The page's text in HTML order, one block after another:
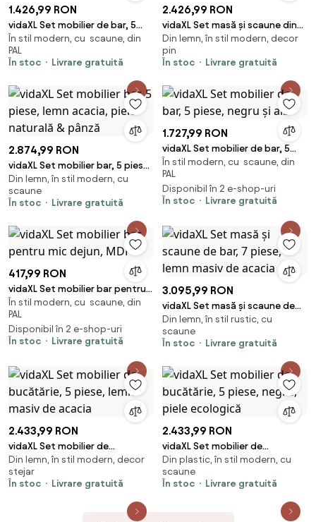
1.426,99 RON
vidaXL Set mobilier de bar, 5
piese, negru, material textil
În stil modern, cu scaune, din
PAL
În stoc
Livrare gratuită
2.426,99 RON
vidaXL Set masă și scaune din
lemn de pin, 7 piese
Din lemn, în stil modern, decor
pin
În stoc
Livrare gratuită
2.874,99 RON
vidaXL Set mobilier bar, 5 piese,
lemn acacia, piele naturală &
pânză
Din lemn, în stil modern, cu
scaune
În stoc
Livrare gratuită
1.727,99 RON
vidaXL Set mobilier de bar, 5
piese, negru și alb
În stil modern, cu scaune, din
PAL
Disponibil în 2 e-shop-uri
În stoc
Livrare gratuită
417,99 RON
vidaXL Set mobilier bar pentru
mic dejun, MDF
În stil modern, cu scaune, din
PAL
Disponibil în 2 e-shop-uri
În stoc
Livrare gratuită
3.095,99 RON
vidaXL Set masă și scaune de
bar, 7 piese, lemn masiv de
acacia
Din lemn, în stil rustic, cu
scaune
În stoc
Livrare gratuită
2.433,99 RON
vidaXL Set mobilier de
bucătărie, 5 piese, lemn masiv
de acacia
Din lemn, în stil modern, decor
stejar
În stoc
Livrare gratuită
2.433,99 RON
vidaXL Set mobilier de
bucătărie, 5 piese, negru, piele
ecologică
Din plastic, în stil modern, cu
scaune
În stoc
Livrare gratuită